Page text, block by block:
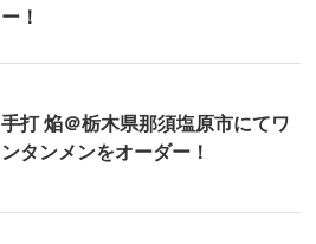
ー！
手打 焔＠栃木県那須塩原市にてワ
ンタンメンをオーダー！